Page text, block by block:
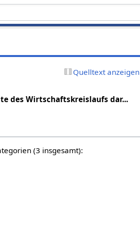
Quelltext anzeigen
des Wirtschaftskreislaufs dar...
(3 insgesamt):